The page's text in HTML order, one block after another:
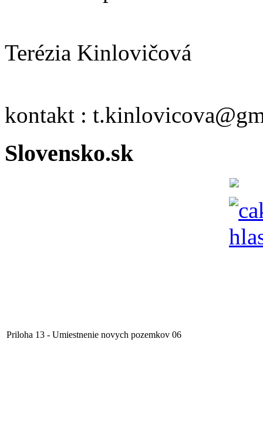
Terézia Kinlovičová
kontakt :
Slovensko.sk
Priloha 13 - Umiestnenie novych pozemkov 06